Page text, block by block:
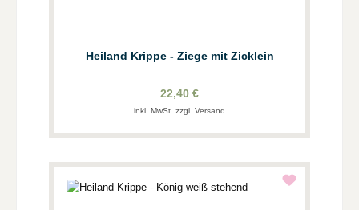
Heiland Krippe - Ziege mit Zicklein
22,40 €
inkl. MwSt. zzgl. Versand